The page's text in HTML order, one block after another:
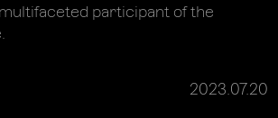
multifaceted participant of the
2023.07.20